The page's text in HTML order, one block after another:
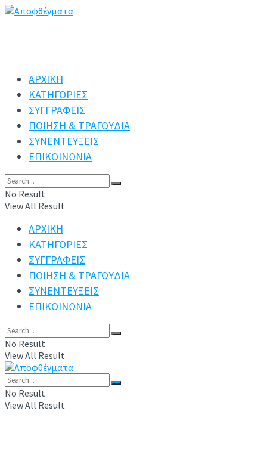
ΑΡΧΙΚΗ
ΚΑΤΗΓΟΡΙΕΣ
ΣΥΓΓΡΑΦΕΙΣ
ΠΟΙΗΣΗ & ΤΡΑΓΟΥΔΙΑ
ΣΥΝΕΝΤΕΥΞΕΙΣ
ΕΠΙΚΟΙΝΩΝΙΑ
No Result
View All Result
ΑΡΧΙΚΗ
ΚΑΤΗΓΟΡΙΕΣ
ΣΥΓΓΡΑΦΕΙΣ
ΠΟΙΗΣΗ & ΤΡΑΓΟΥΔΙΑ
ΣΥΝΕΝΤΕΥΞΕΙΣ
ΕΠΙΚΟΙΝΩΝΙΑ
No Result
View All Result
No Result
View All Result